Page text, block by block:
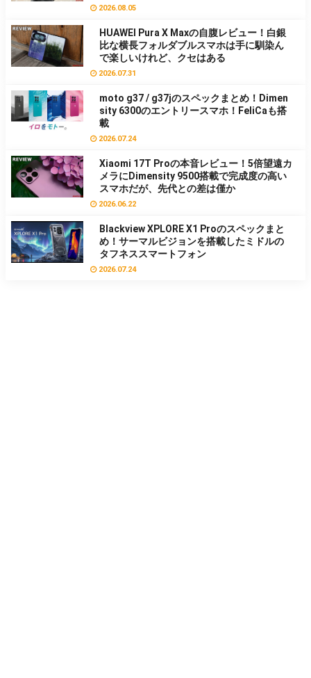
2026.08.05
HUAWEI Pura X Maxの自腹レビュー！白銀
比な横長フォルダブルスマホは手に馴染ん
で楽しいけれど、クセはある
2026.07.31
moto g37 / g37jのスペックまとめ！Dimen
sity 6300のエントリースマホ！FeliCaも搭
載
2026.07.24
Xiaomi 17T Proの本音レビュー！5倍望遠カ
メラにDimensity 9500搭載で完成度の高い
スマホだが、先代との差は僅か
2026.06.22
Blackview XPLORE X1 Proのスペックまと
め！サーマルビジョンを搭載したミドルの
タフネススマートフォン
2026.07.24